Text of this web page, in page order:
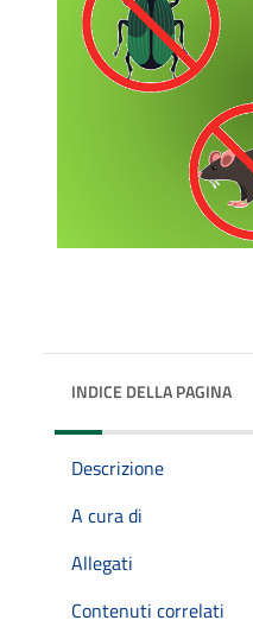
INDICE DELLA PAGINA
Descrizione
A cura di
Allegati
Contenuti correlati